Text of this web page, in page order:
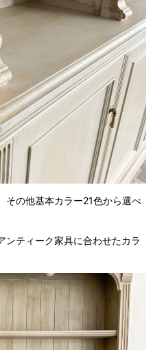
その他基本カラー21色から選べ
ンティーク家具に合わせたカラ